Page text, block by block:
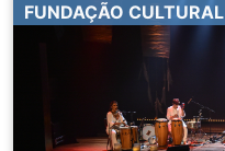
FUNDAÇÃO CULTURAL